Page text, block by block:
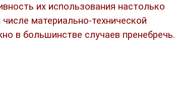
их использования настолько
материально-технической
в большинстве случаев пренебречь.